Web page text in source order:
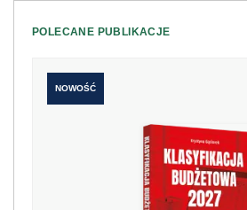
POLECANE PUBLIKACJE
NOWOŚĆ